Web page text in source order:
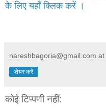
के लिए यहाँ क्लिक करें ।
nareshbagoria@gmail.com at
शेयर करें
कोई टिप्पणी नहीं: